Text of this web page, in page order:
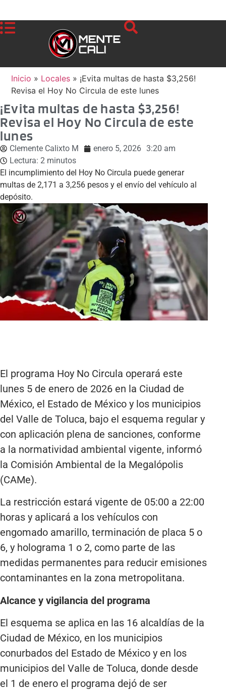
Inicio » Locales » ¡Evita multas de hasta $3,256!
Revisa el Hoy No Circula de este lunes
¡Evita multas de hasta $3,256!
Revisa el Hoy No Circula de este
lunes
Clemente Calixto M enero 5, 2026 3:20 am
Lectura: 2 minutos
El incumplimiento del Hoy No Circula puede generar
multas de 2,171 a 3,256 pesos y el envío del vehículo al
depósito.
El programa Hoy No Circula operará este
lunes 5 de enero de 2026 en la Ciudad de
México, el Estado de México y los municipios
del Valle de Toluca, bajo el esquema regular y
con aplicación plena de sanciones, conforme
a la normatividad ambiental vigente, informó
la Comisión Ambiental de la Megalópolis
(CAMe).
La restricción estará vigente de 05:00 a 22:00
horas y aplicará a los vehículos con
engomado amarillo, terminación de placa 5 o
6, y holograma 1 o 2, como parte de las
medidas permanentes para reducir emisiones
contaminantes en la zona metropolitana.
Alcance y vigilancia del programa
El esquema se aplica en las 16 alcaldías de la
Ciudad de México, en los municipios
conurbados del Estado de México y en los
municipios del Valle de Toluca, donde desde
el 1 de enero el programa dejó de ser